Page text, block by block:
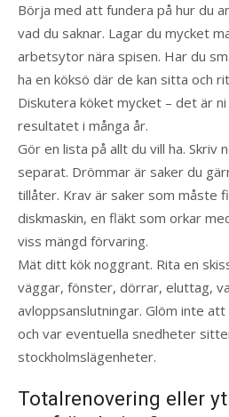
Börja med att fundera på hur du
vad du saknar. Lagar du mycket
arbetsytor nära spisen. Har du
ha en köksö där de kan sitta och
Diskutera köket mycket – det är
resultatet i många år.
Gör en lista på allt du vill ha. Skriv
separat. Drömmar är saker du
tillåter. Krav är saker som måste
diskmaskin, en fläkt som orkar
viss mängd förvaring.
Mät ditt kök noggrant. Rita en
väggar, fönster, dörrar, eluttag,
avloppsanslutningar. Glöm inte
och var eventuella snedheter
stockholmslägenheter.
Totalrenovering eller